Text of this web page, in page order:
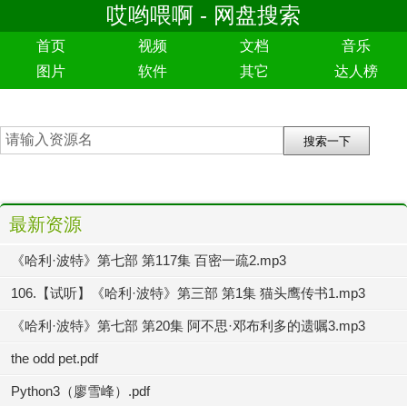
哎哟喂啊 - 网盘搜索
首页 视频 文档
音乐
图片
软件 其它 达人榜
最新资源
《哈利·波特》第七部 第117集 百密一疏2.mp3
106.【试听】《哈利·波特》第三部 第1集 猫头鹰传书1.mp3
《哈利·波特》第七部 第20集 阿不思·邓布利多的遗嘱3.mp3
the odd pet.pdf
Python3（廖雪峰）.pdf